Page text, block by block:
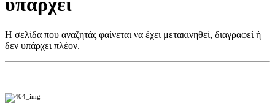
υπάρχει
Η σελίδα που αναζητάς φαίνεται να έχει μετακινηθεί, διαγραφεί ή
δεν υπάρχει πλέον.